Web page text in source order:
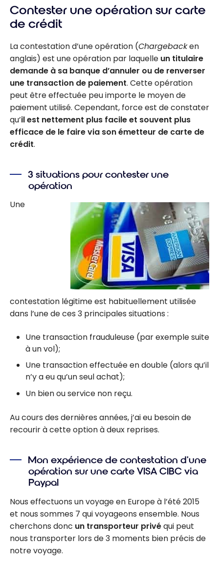
Contester une opération sur carte
de crédit
La contestation d’une opération (Chargebacken
anglais) est une opération par laquelle un titulaire
demande à sa banque d’annuler ou de renverser
une transaction de paiement. Cette opération
peut être effectuée peu importe le moyen de
paiement utilisé. Cependant, force est de constater
qu’il est nettement plus facile et souvent plus
efficace de le faire via son émetteur de carte de
crédit.
3 situations pour contester une
opération
Une
contestation légitime est habituellement utilisée
dans l’une de ces 3 principales situations :
Une transaction frauduleuse (par exemple suite
à un vol);
Une transaction effectuée en double (alors qu’il
n’y a eu qu’un seul achat);
Un bien ou service non reçu.
Au cours des dernières années, j’ai eu besoin de
recourir à cette option à deux reprises.
Mon expérience de contestation d’une
opération sur une carte VISA CIBC via
Paypal
Nous effectuons un voyage en Europe à l’été 2015
et nous sommes 7 qui voyageons ensemble. Nous
cherchons donc un transporteur privéqui peut
nous transporter lors de 3 moments bien précis de
notre voyage.